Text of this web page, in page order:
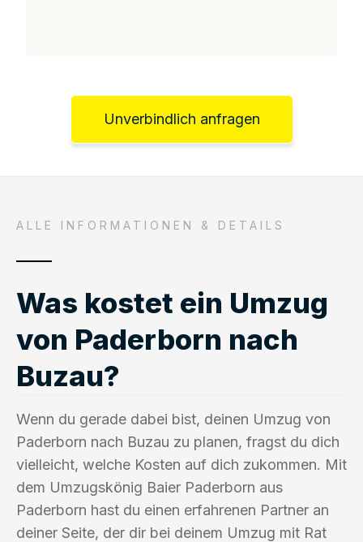
Unverbindlich anfragen
ALLE INFORMATIONEN & DETAILS
Was kostet ein Umzug
von Paderborn nach
Buzau?
Wenn du gerade dabei bist, deinen Umzug von
Paderborn nach Buzau zu planen, fragst du dich
vielleicht, welche Kosten auf dich zukommen. Mit
dem Umzugskönig Baier Paderborn aus
Paderborn hast du einen erfahrenen Partner an
deiner Seite, der dir bei deinem Umzug mit Rat